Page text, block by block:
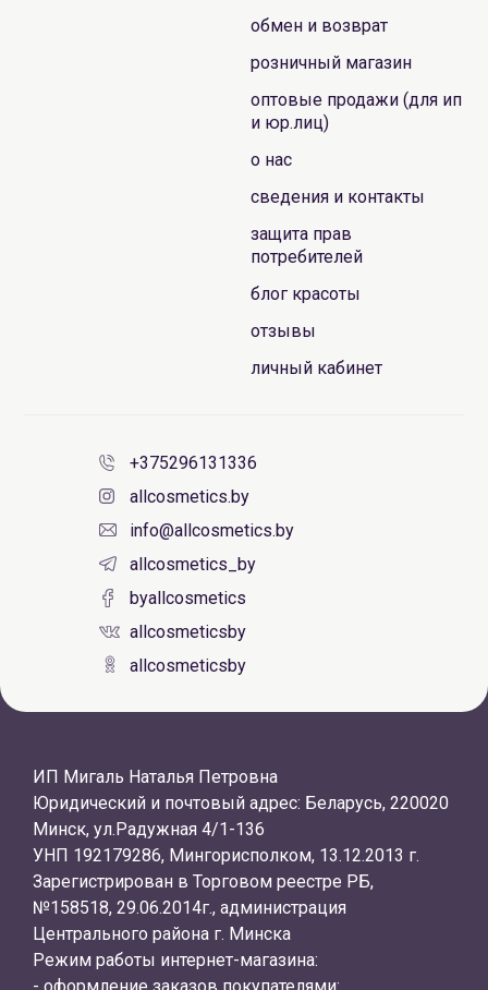
обмен и возврат
розничный магазин
оптовые продажи (для ип
и юр.лиц)
о нас
сведения и контакты
защита прав
потребителей
блог красоты
отзывы
личный кабинет
+375296131336
allcosmetics.by
info@allcosmetics.by
allcosmetics_by
byallcosmetics
allcosmeticsby
allcosmeticsby
ИП Мигаль Наталья Петровна
Юридический и почтовый адрес: Беларусь, 220020
Минск, ул.Радужная 4/1-136
УНП 192179286, Мингорисполком, 13.12.2013 г.
Зарегистрирован в Торговом реестре РБ,
№158518, 29.06.2014г., администрация
Центрального района г. Минска
Режим работы интернет-магазина: